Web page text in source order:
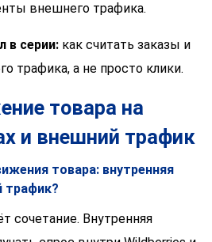
внешнего трафика.
в серии: как считать заказы и
трафика, а не просто клики.
товара на
и внешний трафик
товара: внутренняя
трафик?
сочетание. Внутренняя